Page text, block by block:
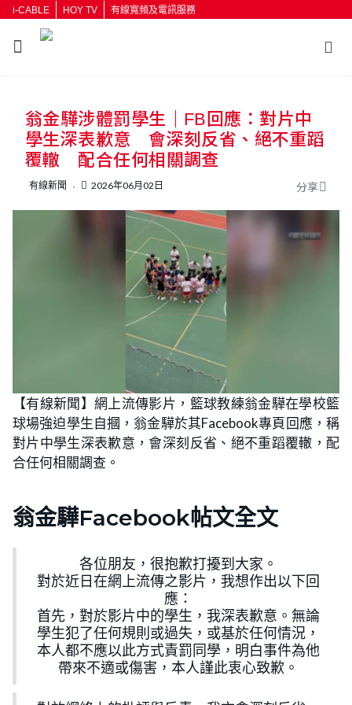
i-CABLE HOY TV 有線寬頻及電訊服務
按輸入鍵開始搜尋
翁金驊涉體罰學生｜FB回應：對片中
學生深表歉意 會深刻反省、絕不重蹈
覆轍 配合任何相關調查
有線新聞 2026年06月02日 分享
【有線新聞】網上流傳影片，籃球教練翁金驊在學校籃
球場強迫學生自摑，翁金驊於其Facebook專頁回應，稱
對片中學生深表歉意，會深刻反省、絕不重蹈覆轍，配
合任何相關調查。
翁金驊Facebook帖文全文
各位朋友，很抱歉打擾到大家。
對於近日在網上流傳之影片，我想作出以下回
應：
首先，對於影片中的學生，我深表歉意。無論
學生犯了任何規則或過失，或基於任何情況，
本人都不應以此方式責罰同學，明白事件為他
帶來不適或傷害，本人謹此衷心致歉。